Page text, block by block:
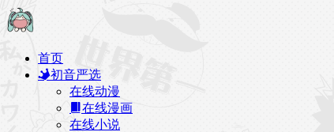
首页
初音严选
在线动漫
在线漫画
在线小说